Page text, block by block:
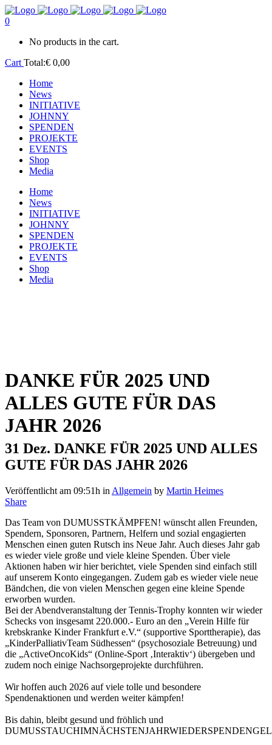
0
No products in the cart.
Cart Total:€ 0,00
Home
News
INITIATIVE
JOHNNY
SPENDEN
PROJEKTE
EVENTS
Shop
Media
Home
News
INITIATIVE
JOHNNY
SPENDEN
PROJEKTE
EVENTS
Shop
Media
DANKE FÜR 2025 UND
ALLES GUTE FÜR DAS
JAHR 2026
31 Dez. DANKE FÜR 2025 UND ALLES
GUTE FÜR DAS JAHR 2026
Veröffentlicht am 09:51h in Allgemein by Martin Heimes
Share
Das Team von DUMUSSTKÄMPFEN! wünscht allen Freunden,
Spendern, Sponsoren, Partnern, Helfern und sozial engagierten
Menschen einen guten Rutsch ins Neue Jahr. Auch dieses Jahr gab
es wieder viele große und viele kleine Spenden. Über viele
Aktionen haben wir hier berichtet, viele Spenden sind einfach still
auf unserem Konto eingegangen. Zudem gab es wieder viele neue
Bändchen, die von vielen Menschen gegen eine kleine Spende
erworben wurden.
Bei der Abendveranstaltung der Tennis-Trophy konnten wir wieder
Schecks von insgesamt 220.000.- Euro an den „Verein Hilfe für
krebskranke Kinder Frankfurt e.V.“ (supportive Sporttherapie), das
„KinderPalliativTeam Südhessen“ (psychosoziale Betreuung) und
die „ActiveOncoKids“ (Online-Sport ‚Interaktiv‘) übergeben und
zudem noch einige Nachsorgeprojekte durchführen.
Wir hoffen auch 2026 auf viele tolle und besondere
Spendenaktionen und werden weiter kämpfen!
Bis dahin, bleibt gesund und fröhlich und